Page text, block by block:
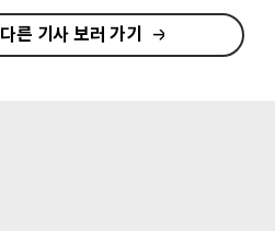
른 기사 보러 가기